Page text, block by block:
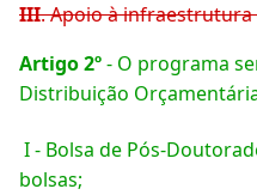
III. Apoio à infraestrutura
Artigo 2º- O programa
Distribuição
I - Bolsa de Pós-
bolsas;